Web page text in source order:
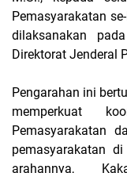
Pemasyarakatan
dilaksanakan
Direktorat Jenderal
Pengarahan ini
memperkuat
Pemasyarakatan
pemasyarakatan
arahannya,